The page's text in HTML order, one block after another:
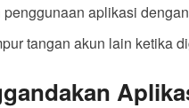
penggunaan aplikasi
tangan akun lain ketika